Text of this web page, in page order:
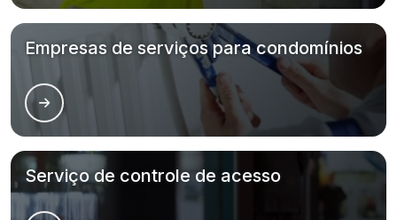
Empresas de serviços para condomínios
Serviço de controle de acesso